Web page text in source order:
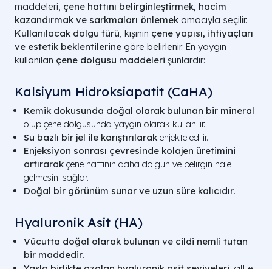
maddeleri, çene hattını belirginleştirmek, hacim
kazandırmak ve sarkmaları önlemek amacıyla seçilir.
Kullanılacak dolgu türü, kişinin çene yapısı, ihtiyaçları
ve estetik beklentilerine göre belirlenir. En yaygın
kullanılan çene dolgusu maddeleri şunlardır:
Kalsiyum Hidroksiapatit (CaHA)
Kemik dokusunda doğal olarak bulunan bir mineral
olup çene dolgusunda yaygın olarak kullanılır.
Su bazlı bir jel ile karıştırılarak enjekte edilir.
Enjeksiyon sonrası çevresinde kolajen üretimini
artırarak çene hattının daha dolgun ve belirgin hale
gelmesini sağlar.
Doğal bir görünüm sunar ve uzun süre kalıcıdır.
Hyaluronik Asit (HA)
Vücutta doğal olarak bulunan ve cildi nemli tutan
bir maddedir.